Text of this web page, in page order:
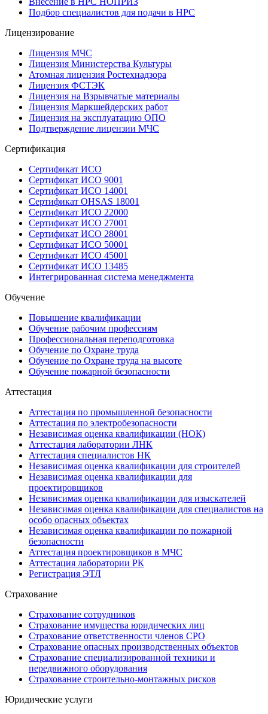
Подбор специалистов для подачи в НРС
Лицензирование
Лицензия МЧС
Лицензия Министерства Культуры
Атомная лицензия Ростехнадзора
Лицензия ФСТЭК
Лицензия на Взрывчатые материалы
Лицензия Маркшейдерских работ
Лицензия на эксплуатацию ОПО
Подтверждение лицензии МЧС
Сертификация
Сертификат ИСО
Сертификат ИСО 9001
Сертификат ИСО 14001
Сертификат OHSAS 18001
Сертификат ИСО 22000
Сертификат ИСО 27001
Сертификат ИСО 28001
Сертификат ИСО 50001
Сертификат ИСО 45001
Сертификат ИСО 13485
Интегрированная система менеджмента
Обучение
Повышение квалификации
Обучение рабочим профессиям
Профессиональная переподготовка
Обучение по Охране труда
Обучение по Охране труда на высоте
Обучение пожарной безопасности
Аттестация
Аттестация по промышленной безопасности
Аттестация по электробезопасности
Независимая оценка квалификации (НОК)
Аттестация лаборатории ЛНК
Аттестация специалистов НК
Независимая оценка квалификации для строителей
Независимая оценка квалификации для
проектировщиков
Независимая оценка квалификации для изыскателей
Независимая оценка квалификации для специалистов на
особо опасных объектах
Независимая оценка квалификации по пожарной
безопасности
Аттестация проектировщиков в МЧС
Аттестация лаборатории РК
Регистрация ЭТЛ
Страхование
Страхование сотрудников
Страхование имущества юридических лиц
Страхование ответственности членов СРО
Страхование опасных производственных объектов
Страхование специализированной техники и
передвижного оборудования
Страхование строительно-монтажных рисков
Юридические услуги